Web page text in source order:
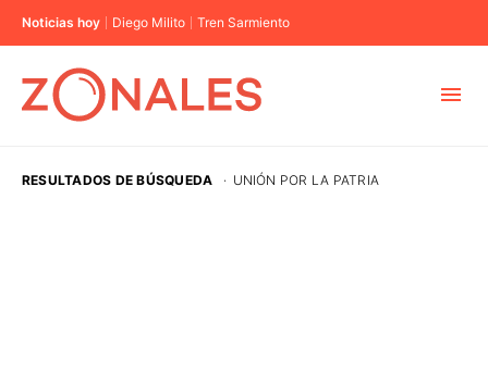
Noticias hoy Diego Milito Tren Sarmiento
RESULTADOS DE BÚSQUEDA · UNIÓN POR LA PATRIA